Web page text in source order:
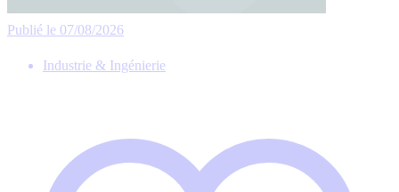
Publié le 07/08/2026
Industrie & Ingénierie